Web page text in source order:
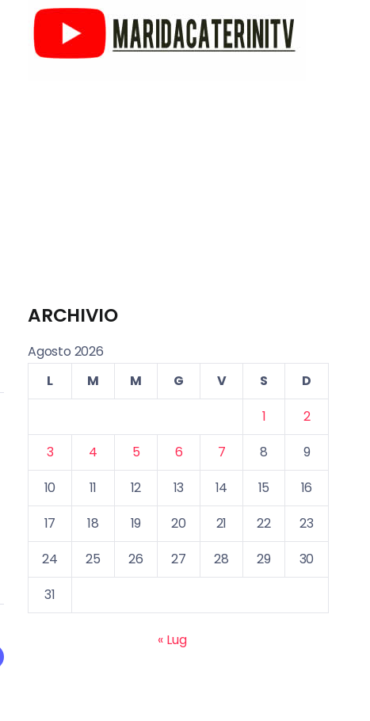
ARCHIVIO
Agosto 2026
L
M M G V S
D
1
2
3
4 5 6 7 8
9
10
11 12 13 14 15
16
17
18 19 20 21 22
23
24
25 26 27 28 29
30
31
« Lug